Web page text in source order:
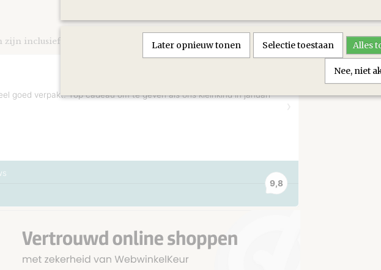
inclusief BTW. Later opnieuw tonen Selectie toestaan Alles
Nee, niet